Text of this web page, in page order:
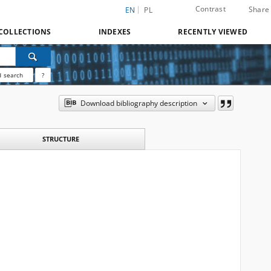
EN PL Contrast Share
INDEXES RECENTLY VIEWED
search ?
Download bibliography description
STRUCTURE